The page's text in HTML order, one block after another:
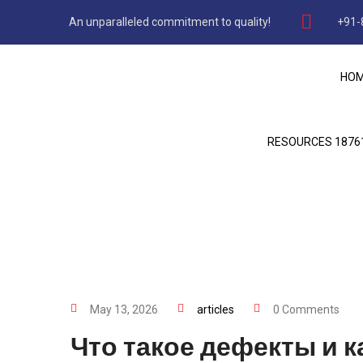
An unparalleled commitment to quality!
RESOURCES
Что
May 13, 2026 articles 0 Comments
Что такое дефекты и